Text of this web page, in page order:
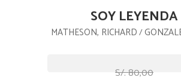
SOY LEYENDA
MATHESON, RICHARD/
S/. 80,00